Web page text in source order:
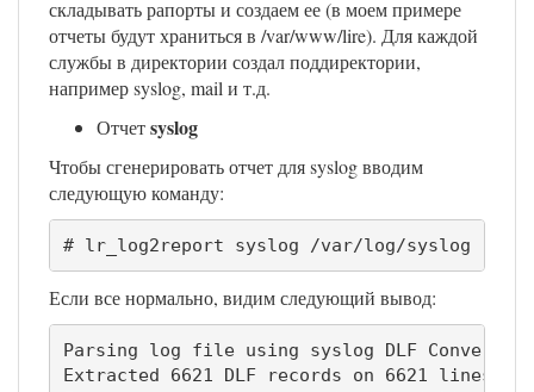
складывать рапорты и создаем ее (в моем примере
отчеты будут храниться в /var/www/lire). Для каждой
службы в директории создал поддиректории,
например syslog, mail и т.д.
Отчетsyslog
Чтобы сгенерировать отчет для syslog вводим
следующую команду:
# lr_log2report syslog /var/log/syslog --
Если все нормально, видим следующий вывод:
Parsing log file using syslog DLF
Extracted 6621 DLF records on 6621 lines.